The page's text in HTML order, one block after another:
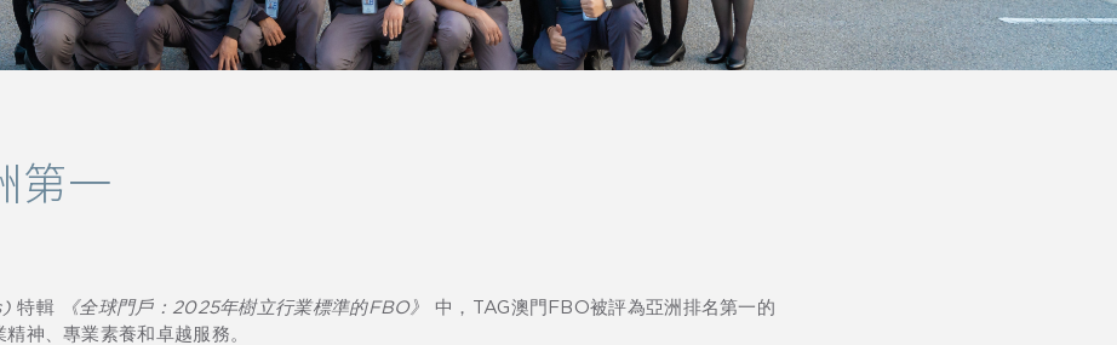
第一
特輯 《全球門戶： 2025年樹立行業標準的FBO》 中，TAG澳門FBO被評為亞洲排名第一的
神、專業素養和卓越服務。